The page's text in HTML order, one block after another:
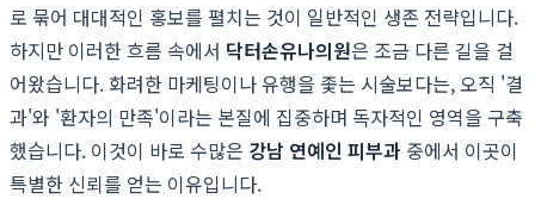
로 묶어 대대적인 홍보를 펼치는 것이 일반적인 생존 전략입니다.
하지만 이러한 흐름 속에서 닥터손유나의원은 조금 다른 길을 걸
어왔습니다. 화려한 마케팅이나 유행을 좇는 시술보다는, 오직 '결
과'와 '환자의 만족'이라는 본질에 집중하며 독자적인 영역을 구축
했습니다. 이것이 바로 수많은 강남 연예인 피부과 중에서 이곳이
특별한 신뢰를 얻는 이유입니다.